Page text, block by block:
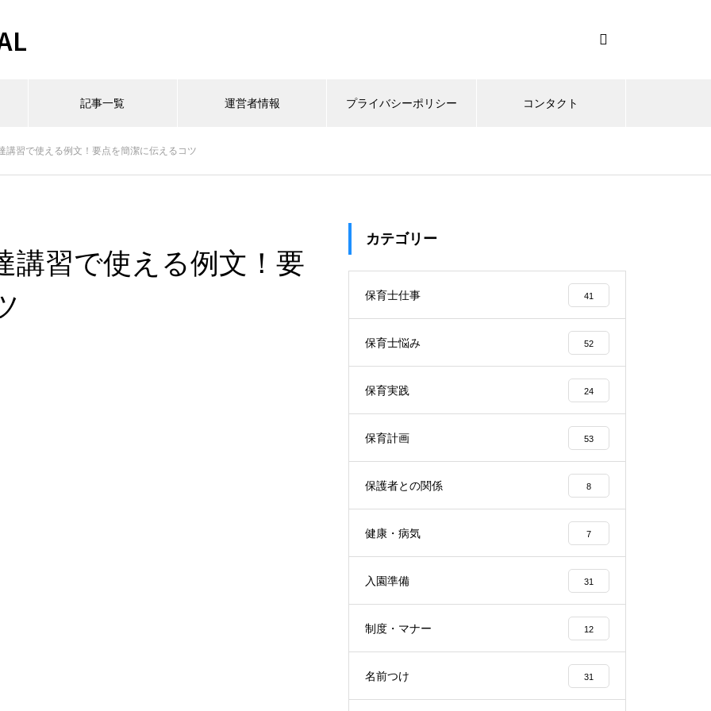
記事一覧 運営者情報 プライバシーポリシー コンタクト
講習で使える例文！要点を簡潔に伝えるコツ
講習で使える例文！要
カテゴリー
保育士仕事 41
保育士悩み 52
保育実践 24
保育計画 53
保護者との関係 8
健康・病気 7
入園準備 31
制度・マナー 12
名前つけ 31